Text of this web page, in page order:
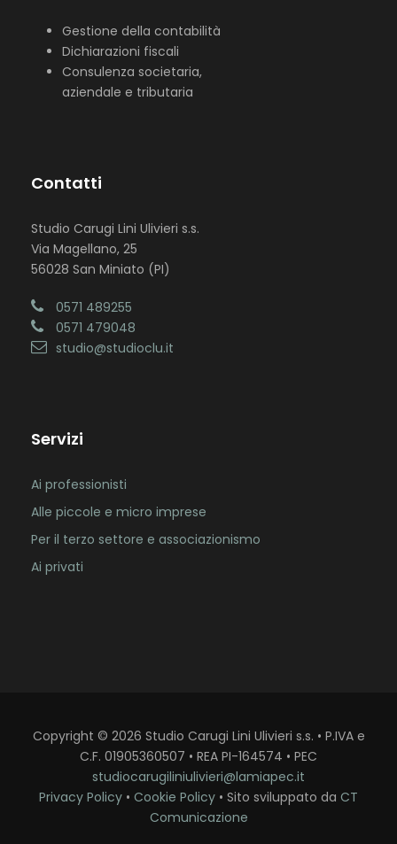
Gestione della contabilità
Dichiarazioni fiscali
Consulenza societaria,
aziendale e tributaria
Contatti
Studio Carugi Lini Ulivieri s.s.
Via Magellano, 25
56028 San Miniato (PI)
0571 489255
0571 479048
studio@studioclu.it
Servizi
Ai professionisti
Alle piccole e micro imprese
Per il terzo settore e associazionismo
Ai privati
Copyright © 2026 Studio Carugi Lini Ulivieri s.s. • P.IVA e
C.F. 01905360507 • REA PI-164574 • PEC
studiocarugiliniulivieri@lamiapec.it
Privacy Policy • Cookie Policy • Sito sviluppato da CT
Comunicazione